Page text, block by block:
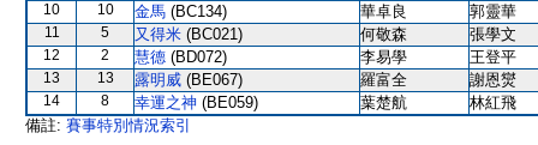
10 10 金馬 (BC134) 華卓良 郭靈華
11 5 又得米 (BC021) 何敬森 張學文
12 2 慧德 (BD072) 李易學 王登平
13 13 露明威 (BE067) 羅富全 謝恩爕
14 8 幸運之神 (BE059) 葉楚航
林紅飛
備註: 賽事特別情況索引